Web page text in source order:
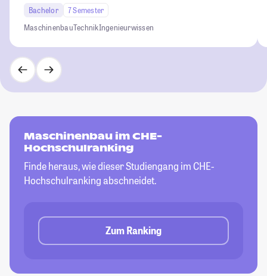
Bachelor
7 Semester
MaschinenbauTechnikIngenieurwissen
Maschinenbau im CHE-
Hochschulranking
Finde heraus, wie dieser Studiengang im CHE-
Hochschulranking abschneidet.
Zum Ranking